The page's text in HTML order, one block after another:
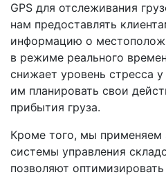
GPS для отслеживания
нам предоставлять
информацию о
в режиме реального
снижает уровень стресса
им планировать свои
прибытия груза.
Кроме того, мы применяем
системы управления
позволяют